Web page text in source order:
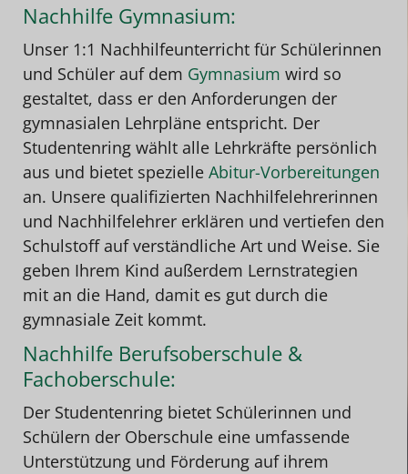
Nachhilfe Gymnasium:
Unser 1:1 Nachhilfeunterricht für Schülerinnen
und Schüler auf dem Gymnasium wird so
gestaltet, dass er den Anforderungen der
gymnasialen Lehrpläne entspricht. Der
Studentenring wählt alle Lehrkräfte persönlich
aus und bietet spezielle Abitur-Vorbereitungen
an. Unsere qualifizierten Nachhilfelehrerinnen
und Nachhilfelehrer erklären und vertiefen den
Schulstoff auf verständliche Art und Weise. Sie
geben Ihrem Kind außerdem Lernstrategien
mit an die Hand, damit es gut durch die
gymnasiale Zeit kommt.
Nachhilfe Berufsoberschule &
Fachoberschule:
Der Studentenring bietet Schülerinnen und
Schülern der Oberschule eine umfassende
Unterstützung und Förderung auf ihrem